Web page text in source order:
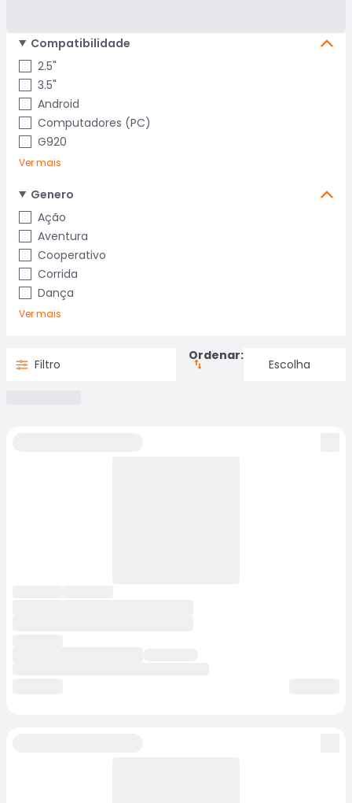
Compatibilidade
2.5"
3.5"
Android
Computadores (PC)
G920
Ver mais
Genero
Ação
Aventura
Cooperativo
Corrida
Dança
Ver mais
Filtro
Ordenar: